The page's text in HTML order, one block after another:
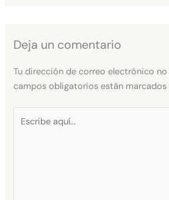
Deja un comentario
Tu dirección de correo electrónico no
campos obligatorios están marcados
aquí...